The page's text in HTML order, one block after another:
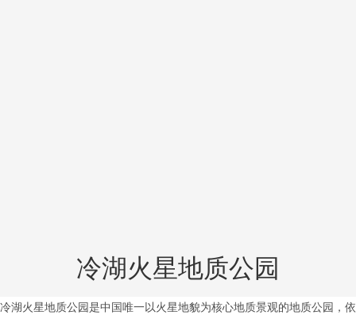
冷湖火星地质公园
冷湖火星地质公园是中国唯一以火星地貌为核心地质景观的地质公园，依